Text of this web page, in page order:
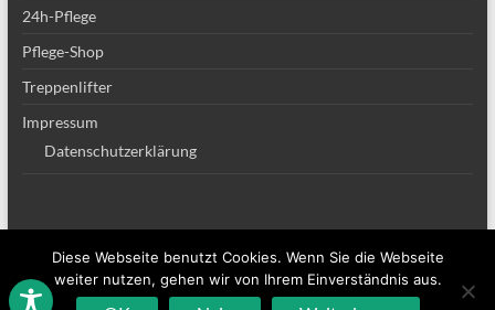
24h-Pflege
Pflege-Shop
Treppenlifter
Impressum
Datenschutzerklärung
Copyright © 2026Altenpflege Team. Alle Rechte vorbehalten. ThemeSpacious
von ThemeGrill. Powered by:WordPress.
Diese Webseite benutzt Cookies. Wenn Sie die Webseite
weiter nutzen, gehen wir von Ihrem Einverständnis aus.